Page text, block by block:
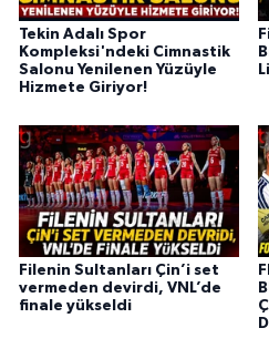
Tekin Adalı Spor
Kompleksi'ndeki Cimnastik
Salonu Yenilenen Yüzüyle
Hizmete Giriyor!
Filenin Sultanları Çin’i set
vermeden devirdi, VNL’de
finale yükseldi